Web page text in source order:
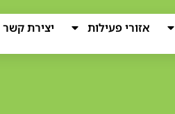
אזורי פעילות יצירת קשר